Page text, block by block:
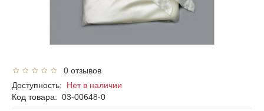
0 отзывов
Доступность: Нет в наличии
Код товара: 03-00648-0